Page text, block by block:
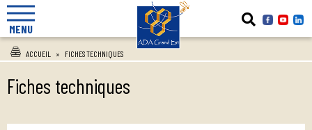
MENU
ACCUEIL » FICHES TECHNIQUES
Fiches techniques